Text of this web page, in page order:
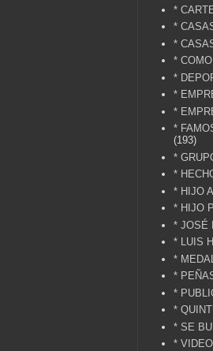
*
*
*
*
*
*
*
*
(193)
*
*
* HIJO
* HIJO
* JOSÉ
* LUIS
*
*
*
*
* SE
*